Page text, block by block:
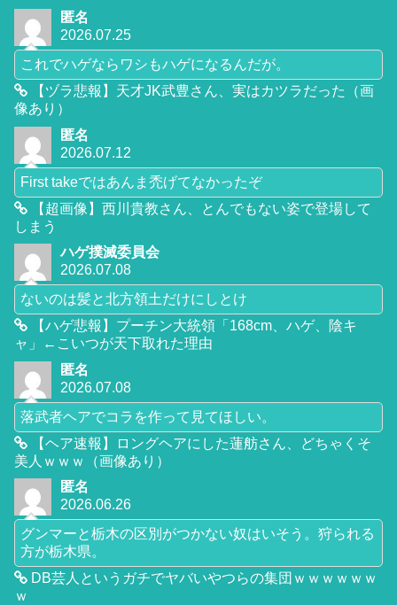
匿名
2026.07.25
これでハゲならワシもハゲになるんだが。
【ヅラ悲報】天才JK武豊さん、実はカツラだった（画
像あり）
匿名
2026.07.12
First takeではあんま禿げてなかったぞ
【超画像】西川貴教さん、とんでもない姿で登場して
しまう
ハゲ撲滅委員会
2026.07.08
ないのは髪と北方領土だけにしとけ
【ハゲ悲報】プーチン大統領「168cm、ハゲ、陰キ
ャ」←こいつが天下取れた理由
匿名
2026.07.08
落武者ヘアでコラを作って見てほしい。
【ヘア速報】ロングヘアにした蓮舫さん、どちゃくそ
美人ｗｗｗ（画像あり）
匿名
2026.06.26
グンマーと栃木の区別がつかない奴はいそう。狩られる
方が栃木県。
DB芸人というガチでヤバいやつらの集団ｗｗｗｗｗｗ
ｗ